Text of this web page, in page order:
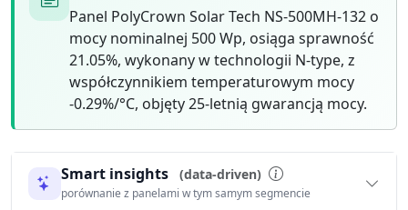
Panel PolyCrown Solar Tech NS-500MH-132 o
mocy nominalnej 500 Wp, osiąga sprawność
21.05%, wykonany w technologii N-type, z
współczynnikiem temperaturowym mocy
-0.29%/°C, objęty 25-letnią gwarancją mocy.
Smart insights (data-driven)
porównanie z panelami w tym samym segmencie